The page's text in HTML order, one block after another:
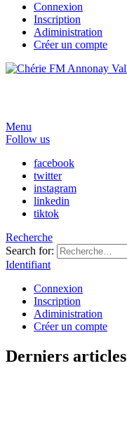
Connexion
Inscription
Adiministration
Créer un compte
Menu
Follow us
facebook
twitter
instagram
linkedin
tiktok
Recherche
Search for:
Identifiant
Connexion
Inscription
Adiministration
Créer un compte
Derniers articles